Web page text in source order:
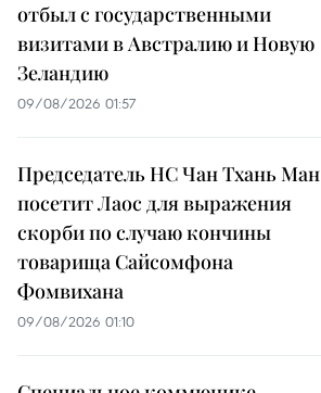
отбыл с государственными
визитами в Австралию и Новую
Зеландию
09/08/2026 01:57
Председатель НС Чан Тхань Ман
посетит Лаос для выражения
скорби по случаю кончины
товарища Сайсомфона
Фомвихана
09/08/2026 01:10